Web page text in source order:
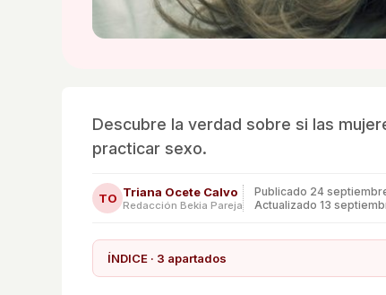
Descubre la verdad sobre si las
practicar sexo.
TO Triana Ocete Calvo
Redacción Bekia Pareja
Publicado 24
Actualizado 13
ÍNDICE · 3 apartados